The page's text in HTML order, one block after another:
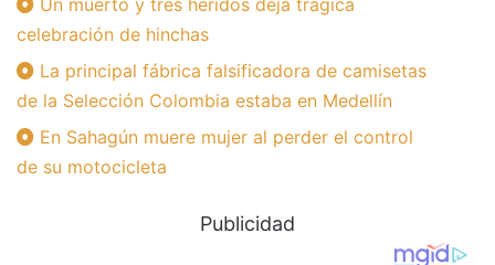
Un muerto y tres heridos deja trágica
celebración de hinchas
La principal fábrica falsificadora de camisetas
de la Selección Colombia estaba en Medellín
En Sahagún muere mujer al perder el control
de su motocicleta
Publicidad